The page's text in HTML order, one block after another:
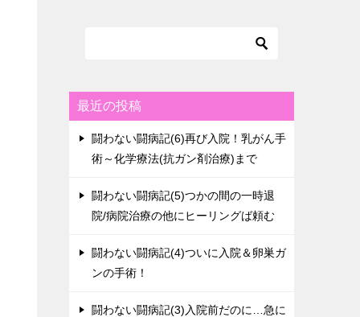
最近の投稿
闘わない闘病記(6)再び入院！乳がん手
術～化学療法(抗ガン剤治療)まで
闘わない闘病記(5)つかの間の一時退
院/病院治療の他にヒーリングば頼む
闘わない闘病記(4)ついに入院＆卵巣ガ
ンの手術！
闘わない闘病記(3)入院前だのに…急に